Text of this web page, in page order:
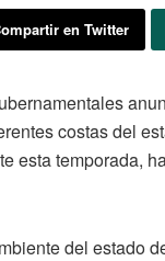
en Twitter
costas del
esta temporada,
del estado